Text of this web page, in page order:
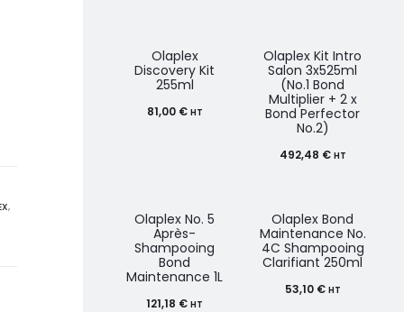
,
Olaplex
Discovery Kit
255ml
81,00 € HT
Olaplex Kit Intro
Salon 3x525ml
(No.1 Bond
Multiplier + 2 x
Bond Perfector
No.2)
492,48 € HT
Olaplex No. 5
Après-
Shampooing
Bond
Maintenance 1L
121,18 € HT
Olaplex Bond
Maintenance No.
4C Shampooing
Clarifiant 250ml
53,10 € HT